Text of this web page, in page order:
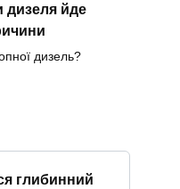
дизеля йде
дизель?
глибинний